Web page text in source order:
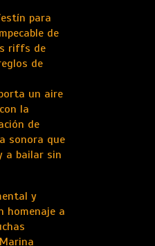
para
de
riffs de
de
un aire
la
de
sonora que
a bailar sin
y
homenaje a